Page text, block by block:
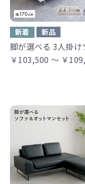
新着 新品
脚が選べる 3人掛け
￥103,500 ～ ￥